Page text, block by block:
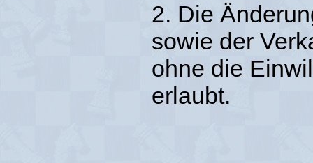
2. Die
sowie der
ohne die
erlaubt.